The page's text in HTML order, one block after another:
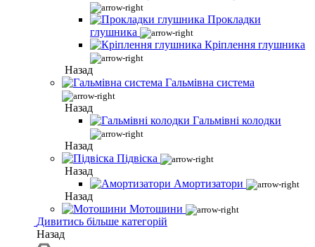
Прокладки
глушника
Кріплення глушника
Назад
Гальмівна система
Назад
Гальмівні колодки
Назад
Підвіска
Назад
Амортизатори
Назад
Мотошини
Дивитись більше категорій
Назад